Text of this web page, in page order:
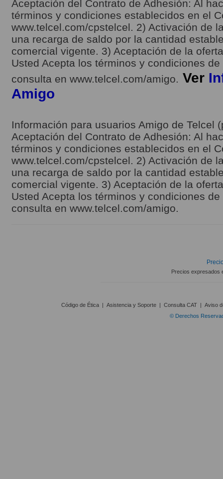
Aceptación del Contrato de Adhesión: Al
términos y condiciones establecidos en el
www.telcel.com/cpstelcel. 2) Activación de
una recarga de saldo por la cantidad
comercial vigente. 3) Aceptación de la
Usted Acepta los términos y condiciones
consulta en www.telcel.com/amigo. Ver
Amigo
Información para usuarios Amigo de Telcel
Aceptación del Contrato de Adhesión: Al
términos y condiciones establecidos en el
www.telcel.com/cpstelcel. 2) Activación de
una recarga de saldo por la cantidad
comercial vigente. 3) Aceptación de la
Usted Acepta los términos y condiciones
consulta en www.telcel.com/amigo.
Precios expresados
Código de Ética | Asistencia y Soporte | Consulta CAT | Aviso
© Derechos